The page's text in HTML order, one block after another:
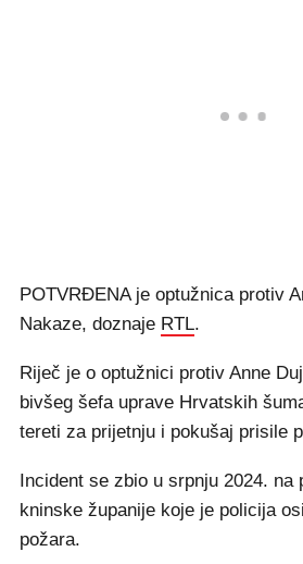
POTVRĐENA je optužnica protiv
Nakaze, doznaje RTL.
Riječ je o optužnici protiv Anne
bivšeg šefa uprave Hrvatskih
tereti za prijetnju i pokušaj prisile
Incident se zbio u srpnju 2024. na
kninske županije koje je policija
požara.